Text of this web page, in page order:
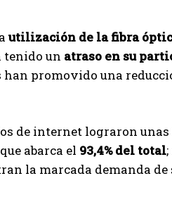
utilización de la fibra
tenido un atraso en su
han promovido una
de internet lograron unas
abarca el 93,4% del total
la marcada demanda